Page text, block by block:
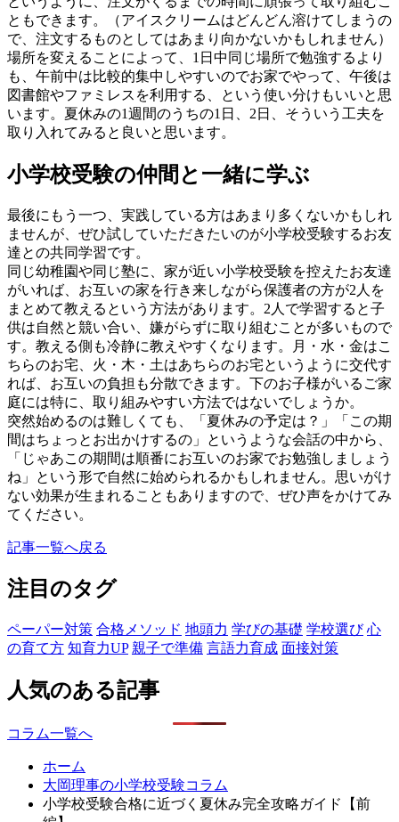
ともできます。（アイスクリームはどんどん溶けてしまうの
で、注文するものとしてはあまり向かないかもしれません）
場所を変えることによって、1日中同じ場所で勉強するより
も、午前中は比較的集中しやすいのでお家でやって、午後は
図書館やファミレスを利用する、という使い分けもいいと思
います。夏休みの1週間のうちの1日、2日、そういう工夫を
取り入れてみると良いと思います。
小学校受験の仲間と一緒に学ぶ
最後にもう一つ、実践している方はあまり多くないかもしれ
ませんが、ぜひ試していただきたいのが小学校受験するお友
達との共同学習です。
同じ幼稚園や同じ塾に、家が近い小学校受験を控えたお友達
がいれば、お互いの家を行き来しながら保護者の方が2人を
まとめて教えるという方法があります。2人で学習すると子
供は自然と競い合い、嫌がらずに取り組むことが多いもので
す。教える側も冷静に教えやすくなります。月・水・金はこ
ちらのお宅、火・木・土はあちらのお宅というように交代す
れば、お互いの負担も分散できます。下のお子様がいるご家
庭には特に、取り組みやすい方法ではないでしょうか。
突然始めるのは難しくても、「夏休みの予定は？」「この期
間はちょっとお出かけするの」というような会話の中から、
「じゃあこの期間は順番にお互いのお家でお勉強しましょう
ね」という形で自然に始められるかもしれません。思いがけ
ない効果が生まれることもありますので、ぜひ声をかけてみ
てください。
記事一覧へ戻る
注目のタグ
ペーパー対策 合格メソッド 地頭力 学びの基礎 学校選び 心
の育て方 知育力UP 親子で準備 言語力育成 面接対策
人気のある記事
コラム一覧へ
ホーム
大岡理事の小学校受験コラム
小学校受験合格に近づく夏休み完全攻略ガイド【前